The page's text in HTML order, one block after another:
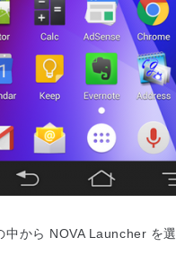
中から NOVA Launcher を